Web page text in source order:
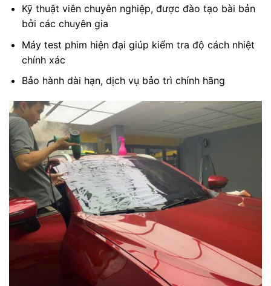
Kỹ thuật viên chuyên nghiệp, được đào tạo bài bản
bởi các chuyên gia
Máy test phim hiện đại giúp kiểm tra độ cách nhiệt
chính xác
Bảo hành dài hạn, dịch vụ bảo trì chính hãng